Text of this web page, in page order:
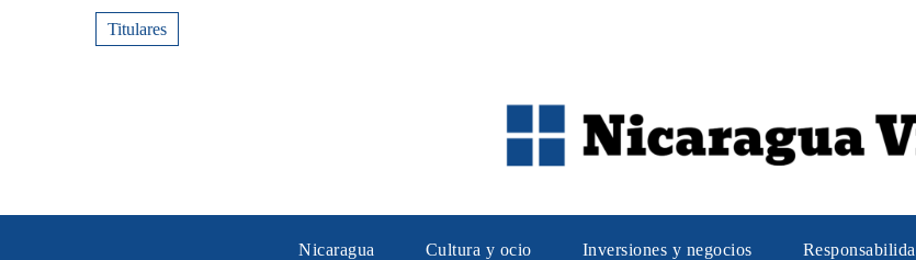
Titulares
Nicaragua Cultura y ocio Inversiones y negocios